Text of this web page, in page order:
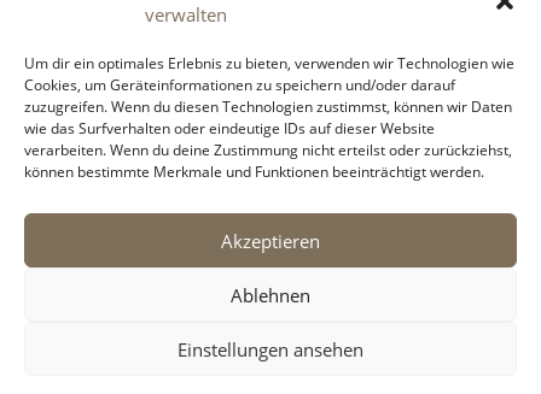
verwalten
Um dir ein optimales Erlebnis zu bieten, verwenden wir Technologien wie
Cookies, um Geräteinformationen zu speichern und/oder darauf
zuzugreifen. Wenn du diesen Technologien zustimmst, können wir Daten
wie das Surfverhalten oder eindeutige IDs auf dieser Website
verarbeiten. Wenn du deine Zustimmung nicht erteilst oder zurückziehst,
können bestimmte Merkmale und Funktionen beeinträchtigt werden.
Akzeptieren
Ablehnen
Einstellungen ansehen
Immosence GmbH
Spornbergerstraße 1 / 11
6130 Schwaz
 Telefon
office@immosence.at